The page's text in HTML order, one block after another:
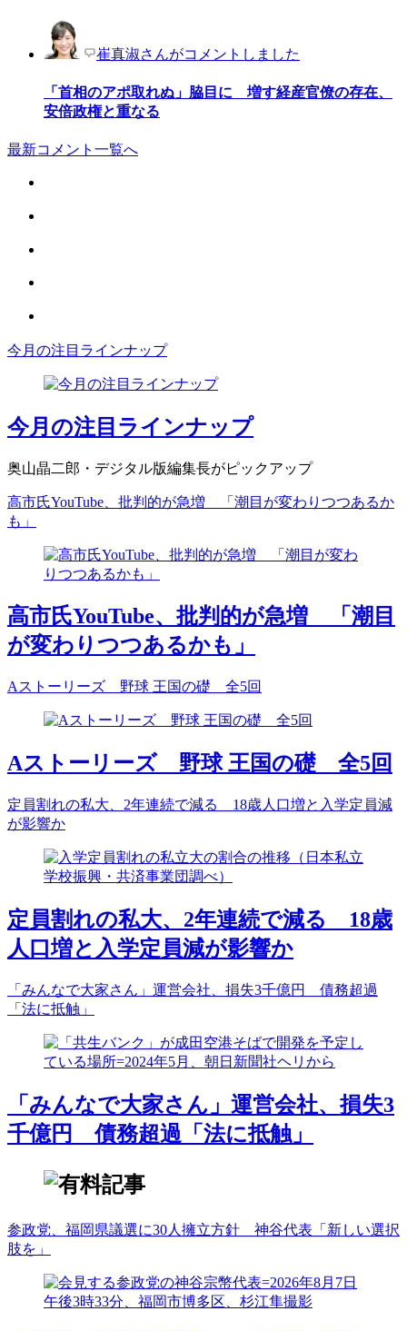
崔真淑さんがコメントしました
「首相のアポ取れぬ」脇目に 増す経産官僚の存在、
安倍政権と重なる
最新コメント一覧へ
今月の注目ラインナップ
今月の注目ラインナップ
奥山晶二郎・デジタル版編集長がピックアップ
高市氏YouTube、批判的が急増 「潮目が変わりつつあるか
も」
高市氏YouTube、批判的が急増 「潮目
が変わりつつあるかも」
Aストーリーズ 野球 王国の礎 全5回
Aストーリーズ 野球 王国の礎 全5回
定員割れの私大、2年連続で減る 18歳人口増と入学定員減
が影響か
定員割れの私大、2年連続で減る 18歳
人口増と入学定員減が影響か
「みんなで大家さん」運営会社、損失3千億円 債務超過
「法に抵触」
「みんなで大家さん」運営会社、損失3
千億円 債務超過「法に抵触」
参政党、福岡県議選に30人擁立方針 神谷代表「新しい選択
肢を」